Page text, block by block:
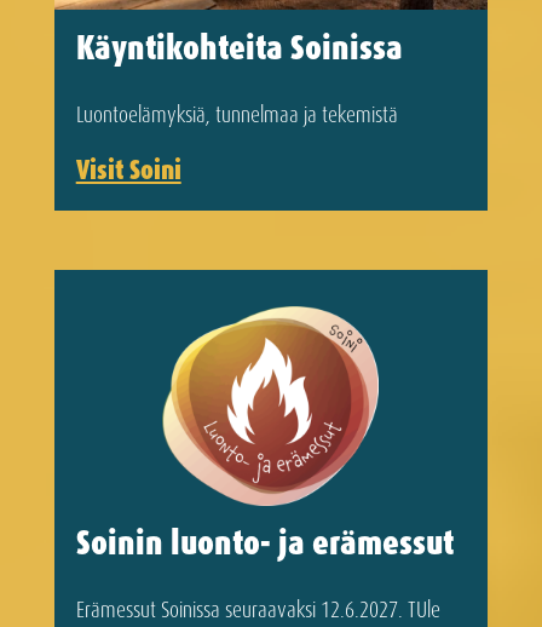
Käyntikohteita Soinissa
Luonto­elämyksiä, tunnelmaa ja tekemistä
Visit Soini
Soinin luonto- ja erämessut
Erämessut Soinissa seuraavaksi 12.6.2027. TUle